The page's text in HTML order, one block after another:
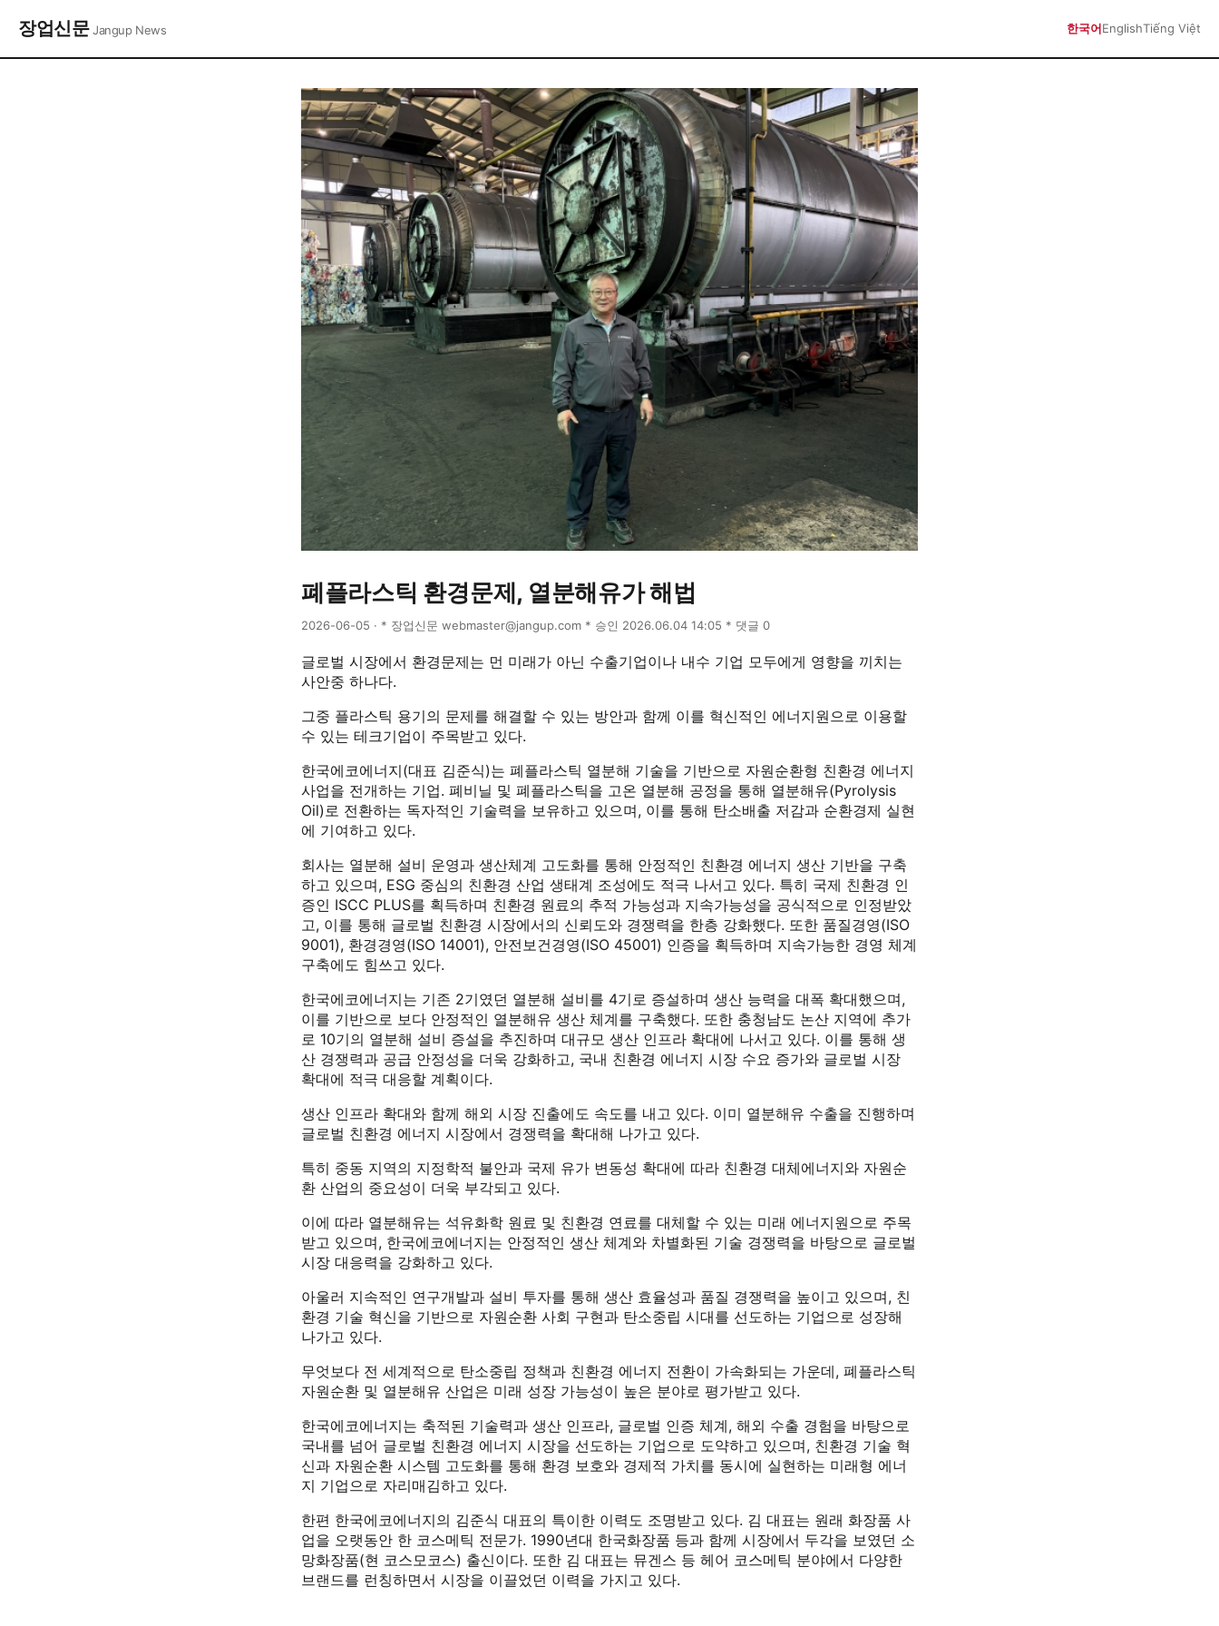
장업신문Jangup News 한국어EnglishTiếng Việt
폐플라스틱 환경문제, 열분해유가 해법
2026-06-05 · * 장업신문 webmaster@jangup.com * 승인 2026.06.04 14:05 * 댓글 0
글로벌 시장에서 환경문제는 먼 미래가 아닌 수출기업이나 내수 기업 모두에게 영향을 끼치는
사안중 하나다.
그중 플라스틱 용기의 문제를 해결할 수 있는 방안과 함께 이를 혁신적인 에너지원으로 이용할
수 있는 테크기업이 주목받고 있다.
한국에코에너지(대표 김준식)는 폐플라스틱 열분해 기술을 기반으로 자원순환형 친환경 에너지
사업을 전개하는 기업. 폐비닐 및 폐플라스틱을 고온 열분해 공정을 통해 열분해유(Pyrolysis
Oil)로 전환하는 독자적인 기술력을 보유하고 있으며, 이를 통해 탄소배출 저감과 순환경제 실현
에 기여하고 있다.
회사는 열분해 설비 운영과 생산체계 고도화를 통해 안정적인 친환경 에너지 생산 기반을 구축
하고 있으며, ESG 중심의 친환경 산업 생태계 조성에도 적극 나서고 있다. 특히 국제 친환경 인
증인 ISCC PLUS를 획득하며 친환경 원료의 추적 가능성과 지속가능성을 공식적으로 인정받았
고, 이를 통해 글로벌 친환경 시장에서의 신뢰도와 경쟁력을 한층 강화했다. 또한 품질경영(ISO
9001), 환경경영(ISO 14001), 안전보건경영(ISO 45001) 인증을 획득하며 지속가능한 경영 체계
구축에도 힘쓰고 있다.
한국에코에너지는 기존 2기였던 열분해 설비를 4기로 증설하며 생산 능력을 대폭 확대했으며,
이를 기반으로 보다 안정적인 열분해유 생산 체계를 구축했다. 또한 충청남도 논산 지역에 추가
로 10기의 열분해 설비 증설을 추진하며 대규모 생산 인프라 확대에 나서고 있다. 이를 통해 생
산 경쟁력과 공급 안정성을 더욱 강화하고, 국내 친환경 에너지 시장 수요 증가와 글로벌 시장
확대에 적극 대응할 계획이다.
생산 인프라 확대와 함께 해외 시장 진출에도 속도를 내고 있다. 이미 열분해유 수출을 진행하며
글로벌 친환경 에너지 시장에서 경쟁력을 확대해 나가고 있다.
특히 중동 지역의 지정학적 불안과 국제 유가 변동성 확대에 따라 친환경 대체에너지와 자원순
환 산업의 중요성이 더욱 부각되고 있다.
이에 따라 열분해유는 석유화학 원료 및 친환경 연료를 대체할 수 있는 미래 에너지원으로 주목
받고 있으며, 한국에코에너지는 안정적인 생산 체계와 차별화된 기술 경쟁력을 바탕으로 글로벌
시장 대응력을 강화하고 있다.
아울러 지속적인 연구개발과 설비 투자를 통해 생산 효율성과 품질 경쟁력을 높이고 있으며, 친
환경 기술 혁신을 기반으로 자원순환 사회 구현과 탄소중립 시대를 선도하는 기업으로 성장해
나가고 있다.
무엇보다 전 세계적으로 탄소중립 정책과 친환경 에너지 전환이 가속화되는 가운데, 폐플라스틱
자원순환 및 열분해유 산업은 미래 성장 가능성이 높은 분야로 평가받고 있다.
한국에코에너지는 축적된 기술력과 생산 인프라, 글로벌 인증 체계, 해외 수출 경험을 바탕으로
국내를 넘어 글로벌 친환경 에너지 시장을 선도하는 기업으로 도약하고 있으며, 친환경 기술 혁
신과 자원순환 시스템 고도화를 통해 환경 보호와 경제적 가치를 동시에 실현하는 미래형 에너
지 기업으로 자리매김하고 있다.
한편 한국에코에너지의 김준식 대표의 특이한 이력도 조명받고 있다. 김 대표는 원래 화장품 사
업을 오랫동안 한 코스메틱 전문가. 1990년대 한국화장품 등과 함께 시장에서 두각을 보였던 소
망화장품(현 코스모코스) 출신이다. 또한 김 대표는 뮤겐스 등 헤어 코스메틱 분야에서 다양한
브랜드를 런칭하면서 시장을 이끌었던 이력을 가지고 있다.